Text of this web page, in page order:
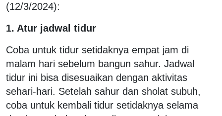
(12/3/2024):
1. Atur jadwal tidur
Coba untuk tidur setidaknya empat jam di
malam hari sebelum bangun sahur. Jadwal
tidur ini bisa disesuaikan dengan aktivitas
sehari-hari. Setelah sahur dan sholat subuh,
coba untuk kembali tidur setidaknya selama